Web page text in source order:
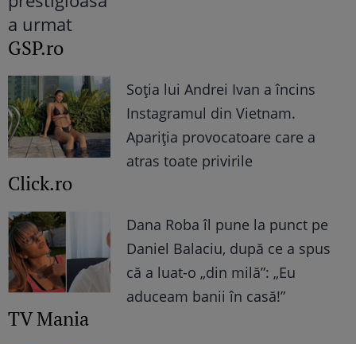
GSP.ro
Soția lui Andrei Ivan a încins
Instagramul din Vietnam.
Apariția provocatoare care a
atras toate privirile
Click.ro
Dana Roba îl pune la punct pe
Daniel Balaciu, după ce a spus
că a luat-o „din milă”: „Eu
aduceam banii în casă!”
TV Mania